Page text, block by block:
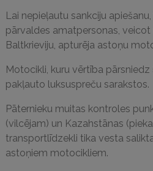
Lai nepieļautu sankciju
pārvaldes amatpersonas,
Baltkrieviju, apturēja astoņu
Motocikli, kuru vērtība
pakļauto luksuspreču sarakstos.
Pāternieku muitas kontroles
(vilcējam) un Kazahstānas
transportlīdzekli tika vesta
astoņiem motocikliem.